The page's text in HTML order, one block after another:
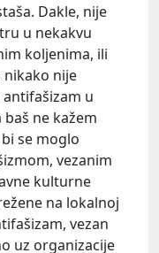
Dakle, nije
u nekakvu
koljenima, ili
nikako nije
u
ne kažem
se moglo
vezanim
kulturne
na lokalnoj
vezan
uz organizacije